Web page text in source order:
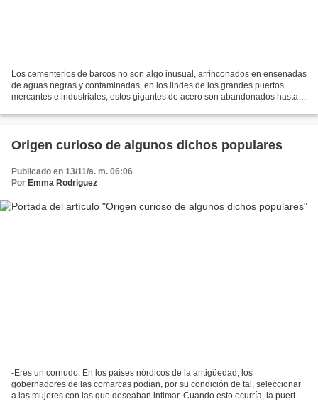
Los cementerios de barcos no son algo inusual, arrinconados en ensenadas
de aguas negras y contaminadas, en los lindes de los grandes puertos
mercantes e industriales, estos gigantes de acero son abandonados hasta
Origen curioso de algunos dichos populares
Publicado en 13/11/a. m. 06:06
Por Emma Rodriguez
-Eres un cornudo: En los países nórdicos de la antigüedad, los
gobernadores de las comarcas podían, por su condición de tal, seleccionar
a las mujeres con las que deseaban intimar. Cuando esto ocurría, la puerta